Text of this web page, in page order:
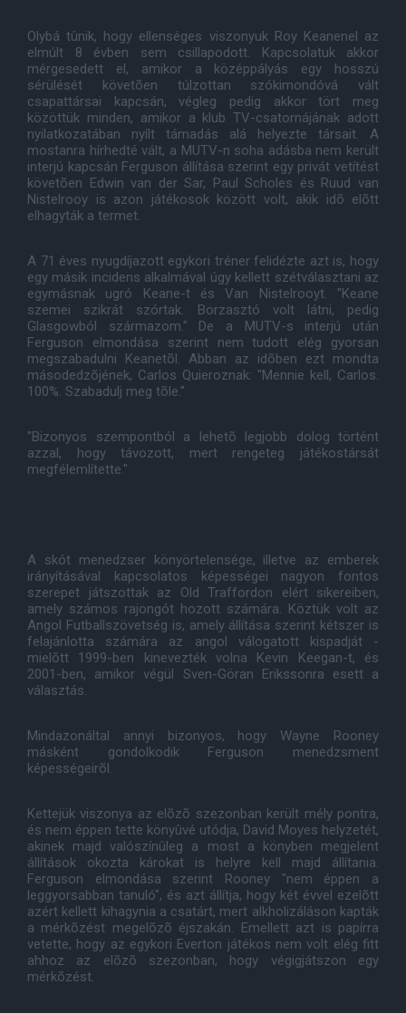
Olybá tûnik, hogy ellenséges viszonyuk Roy Keanenel az
elmúlt 8 évben sem csillapodott. Kapcsolatuk akkor
mérgesedett el, amikor a középpályás egy hosszú
sérülését követõen túlzottan szókimondóvá vált
csapattársai kapcsán, végleg pedig akkor tört meg
közöttük minden, amikor a klub TV-csatornájának adott
nyilatkozatában nyílt támadás alá helyezte társait. A
mostanra hírhedté vált, a MUTV-n soha adásba nem került
interjú kapcsán Ferguson állítása szerint egy privát vetítést
követõen Edwin van der Sar, Paul Scholes és Ruud van
Nistelrooy is azon játékosok között volt, akik idõ elõtt
elhagyták a termet.
A 71 éves nyugdíjazott egykori tréner felidézte azt is, hogy
egy másik incidens alkalmával úgy kellett szétválasztani az
egymásnak ugró Keane-t és Van Nistelrooyt. "Keane
szemei szikrát szórtak. Borzasztó volt látni, pedig
Glasgowból származom." De a MUTV-s interjú után
Ferguson elmondása szerint nem tudott elég gyorsan
megszabadulni Keanetõl. Abban az idõben ezt mondta
másodedzõjének, Carlos Quieroznak: "Mennie kell, Carlos.
100%. Szabadulj meg tõle."
"Bizonyos szempontból a lehetõ legjobb dolog történt
azzal, hogy távozott, mert rengeteg játékostársát
megfélemlítette."
A skót menedzser könyörtelensége, illetve az emberek
irányításával kapcsolatos képességei nagyon fontos
szerepet játszottak az Old Traffordon elért sikereiben,
amely számos rajongót hozott számára. Köztük volt az
Angol Futballszövetség is, amely állítása szerint kétszer is
felajánlotta számára az angol válogatott kispadját -
mielõtt 1999-ben kinevezték volna Kevin Keegan-t, és
2001-ben, amikor végül Sven-Göran Erikssonra esett a
választás.
Mindazonáltal annyi bizonyos, hogy Wayne Rooney
másként gondolkodik Ferguson menedzsment
képességeirõl.
Kettejük viszonya az elõzõ szezonban került mély pontra,
és nem éppen tette könyûvé utódja, David Moyes helyzetét,
akinek majd valószínûleg a most a könyben megjelent
állítások okozta károkat is helyre kell majd állítania.
Ferguson elmondása szerint Rooney "nem éppen a
leggyorsabban tanuló", és azt állítja, hogy két évvel ezelõtt
azért kellett kihagynia a csatárt, mert alkholizáláson kapták
a mérkõzést megelõzõ éjszakán. Emellett azt is papírra
vetette, hogy az egykori Everton játékos nem volt elég fitt
ahhoz az elõzõ szezonban, hogy végigjátszon egy
mérkõzést.